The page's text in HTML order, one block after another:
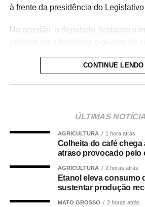
à frente da presidência do
Na ocasião, o deputado destacou a
Cuiabá, que é de todos nós mato-
O concurso público foi realizado para
vagas e formação de cadastro de
níveis médio e superior,
CONTINUE LENDO
ÚLTIMAS
AGRICULTURA 1 hora atrás
Colheita do café chega
atraso provocado pelo
AGRICULTURA 2 horas atrás
Etanol eleva consumo
sustentar produção
MATO GROSSO 2 horas atrás